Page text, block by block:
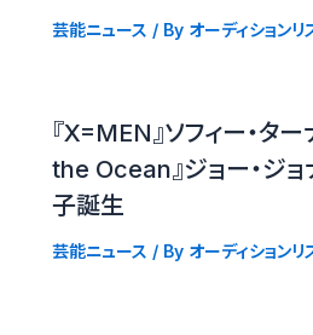
芸能ニュース / By オーディション
『X=MEN』ソフィー・タ
the Ocean』ジョー・ジ
子誕生
芸能ニュース / By オーディション